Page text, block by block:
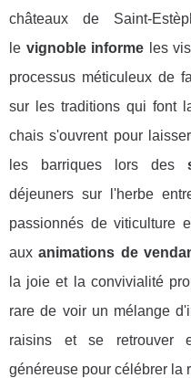
châteaux de Saint-
le vignoble informe les
processus méticuleux de
sur les traditions qui font
chais s'ouvrent pour
les barriques lors des
déjeuners sur l'herbe
passionnés de viticulture
auxanimations de
la joie et la convivialité
rare de voir un mélange
raisins et se retrouver
généreuse pour célébrer la